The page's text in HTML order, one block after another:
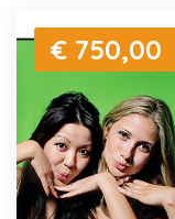
€ 750,00